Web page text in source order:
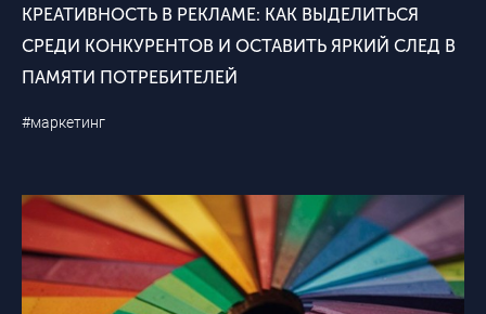
КРЕАТИВНОСТЬ В РЕКЛАМЕ: КАК ВЫДЕЛИТЬСЯ
СРЕДИ КОНКУРЕНТОВ И ОСТАВИТЬ ЯРКИЙ СЛЕД В
ПАМЯТИ ПОТРЕБИТЕЛЕЙ
#маркетинг